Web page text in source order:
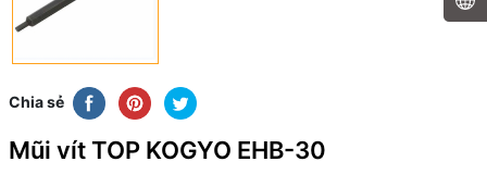
Chia sẻ
Mũi vít TOP KOGYO EHB-30